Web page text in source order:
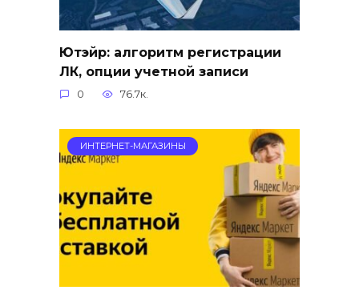
Ютэйр: алгоритм регистрации
ЛК, опции учетной записи
0 76.7к.
ИНТЕРНЕТ-МАГАЗИНЫ